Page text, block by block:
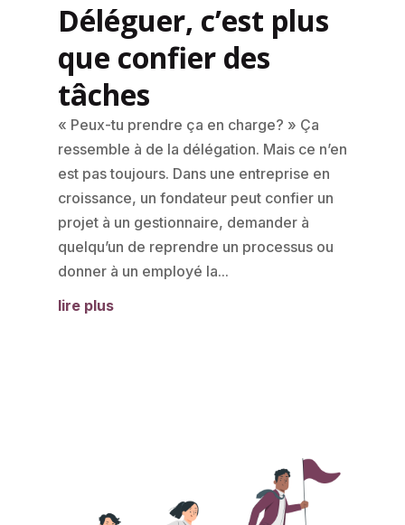
Déléguer, c’est plus
que confier des
tâches
« Peux-tu prendre ça en charge? » Ça
ressemble à de la délégation. Mais ce n’en
est pas toujours. Dans une entreprise en
croissance, un fondateur peut confier un
projet à un gestionnaire, demander à
quelqu’un de reprendre un processus ou
donner à un employé la...
lire plus